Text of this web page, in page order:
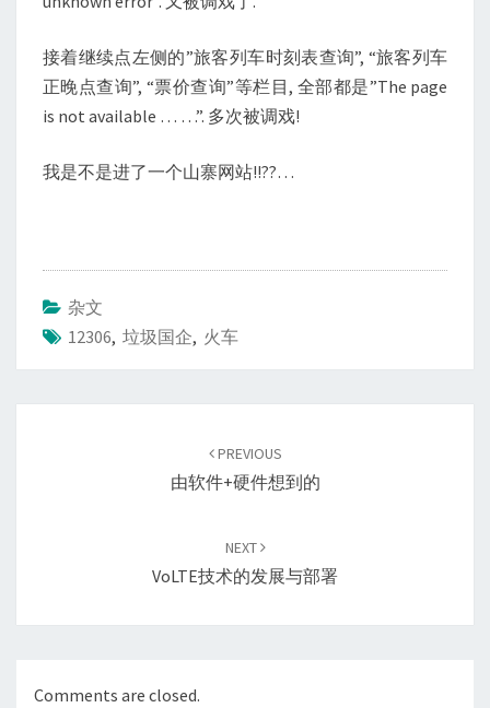
接着继续点左侧的”旅客列车时刻表查询”, “旅客列车
正晚点查询”, “票价查询”等栏目, 全部都是”The page
is not available … …”. 多次被调戏!
我是不是进了一个山寨网站!!??…
杂文
12306, 垃圾国企, 火车
PREVIOUS
由软件+硬件想到的
NEXT
VoLTE技术的发展与部署
Comments are closed.